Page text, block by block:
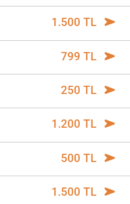
1.500 TL
799 TL
250 TL
1.200 TL
500 TL
1.500 TL